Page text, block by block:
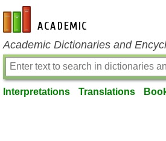
en-academic.com
Academic Dictionaries and
Interpretations Translations